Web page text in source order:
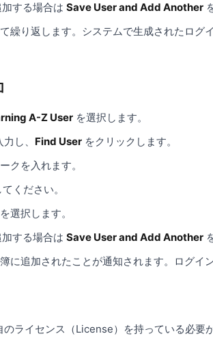
する場合は Save User and Add Another
繰り返します。システムで生成されたログ
A-Z User を選択します。
し、 Find User をクリックします。
クを入れます。
ください。
選択します。
する場合は Save User and Add Another
に追加されたことが通知されます。ログイ
ライセンス（License）を持っている必要